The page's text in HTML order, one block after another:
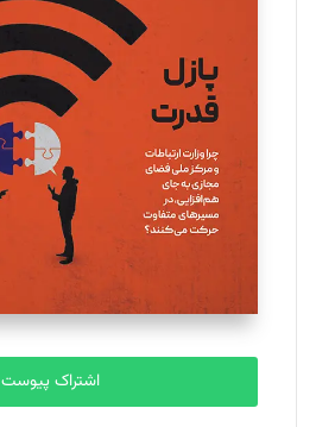
یسنا امان‌پور
تحریریه
ملینا جعفری
تحریریه
مصطفی مسجدی آرانی
تحریریه
بابک نقاش
اشتراک پیوست